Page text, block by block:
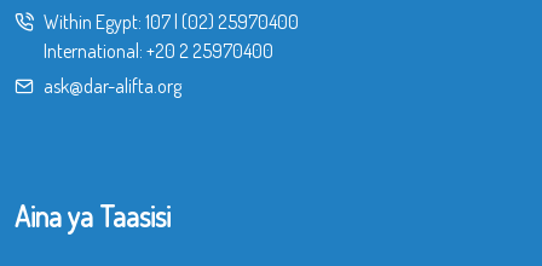
Within Egypt: 107| (02) 25970400
International: +20 2 25970400
ask@dar-alifta.org
Aina ya Taasisi